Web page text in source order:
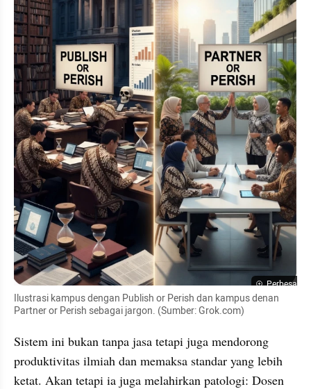
Perbesar
Ilustrasi kampus dengan Publish or Perish dan kampus denan
Partner or Perish sebagai jargon. (Sumber: Grok.com)
Sistem ini bukan tanpa jasa tetapi juga mendorong
produktivitas ilmiah dan memaksa standar yang lebih
ketat. Akan tetapi ia juga melahirkan patologi: Dosen